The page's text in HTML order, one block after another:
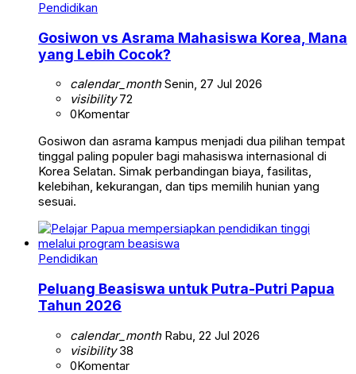
Pendidikan
Gosiwon vs Asrama Mahasiswa Korea, Mana
yang Lebih Cocok?
calendar_monthSenin, 27 Jul 2026
visibility72
0Komentar
Gosiwon dan asrama kampus menjadi dua pilihan tempat
tinggal paling populer bagi mahasiswa internasional di
Korea Selatan. Simak perbandingan biaya, fasilitas,
kelebihan, kekurangan, dan tips memilih hunian yang
sesuai.
Pendidikan
Peluang Beasiswa untuk Putra-Putri Papua
Tahun 2026
calendar_monthRabu, 22 Jul 2026
visibility38
0Komentar